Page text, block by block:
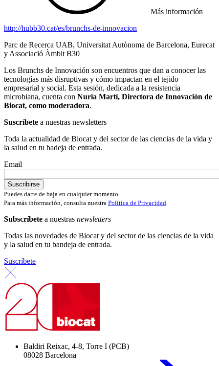
Más información
http://hubb30.cat/es/brunchs-de-innovacion
Parc de Recerca UAB, Universitat Autònoma de Barcelona, Eurecat
y Associació Àmbit B30
Los Brunchs de Innovación son encuentros que dan a conocer las
tecnologías más disruptivas y cómo impactan en el tejido
empresarial y social. Esta sesión, dedicada a la resistencia
microbiana, cuenta con Nuria Martí, Directora de Innovación de
Biocat, como moderadora.
Suscríbete a nuestras newsletters
Toda la actualidad de Biocat y del sector de las ciencias de la vida y
la salud en tu badeja de entrada.
Email
Puedes darte de baja en cualquier momento.
Para más información, consulta nuestra Política de Privacidad.
Subscríbete a nuestras newsletters
Todas las novedades de Biocat y del sector de las ciencias de la vida
y la salud en tu bandeja de entrada.
Suscríbete
Baldiri Reixac, 4-8, Torre I (PCB)
08028 Barcelona